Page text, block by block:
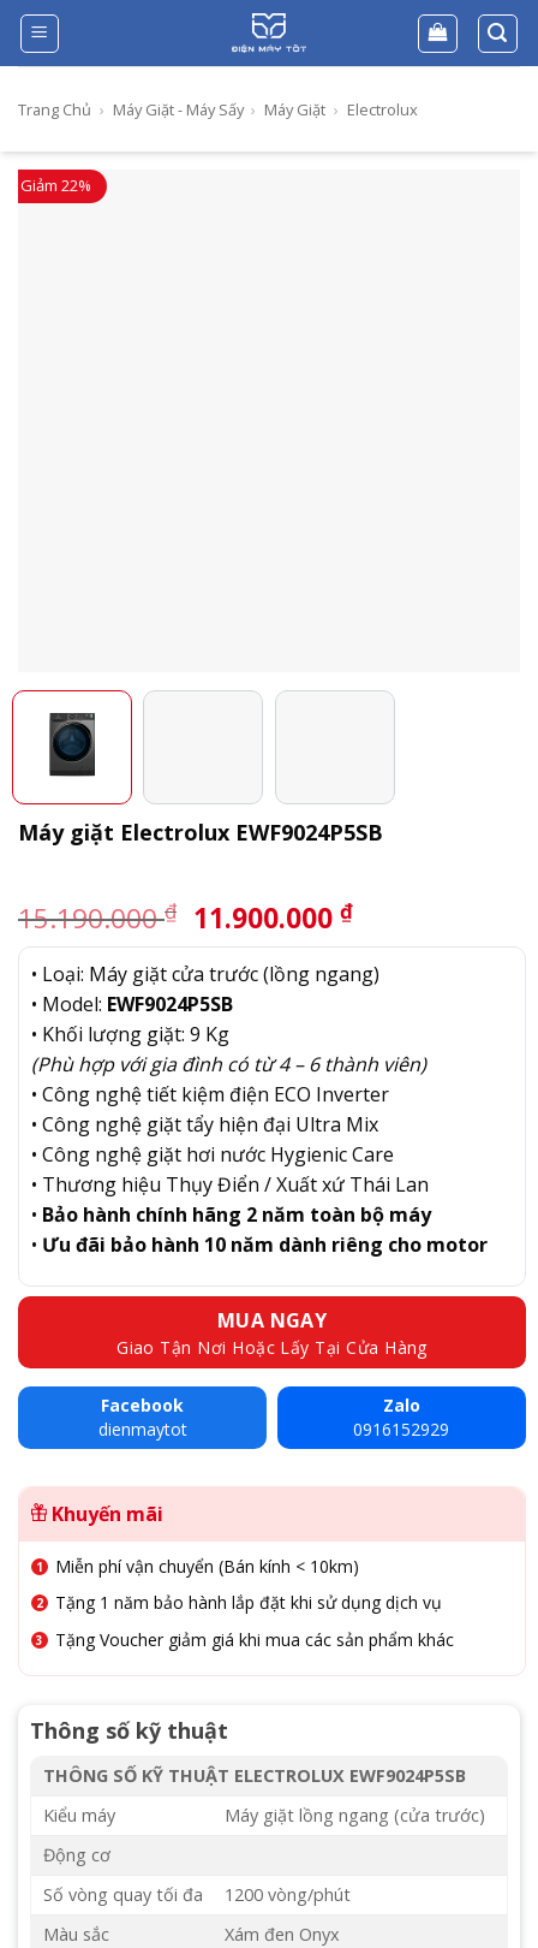
Skip
content
Trang Chủ › Máy Giặt - Máy Sấy › Máy Giặt › Electrolux
Giảm 22%
Máy giặt Electrolux EWF9024P5SB
15.190.000₫ Giá
gốc
là:
15.190.000 ₫.
11.900.000 ₫Giá
hiện
tại
• Loại: Máy giặt cửa trước (lồng ngang)
• Model: EWF9024P5SB
• Khối lượng giặt: 9 Kg
(Phù hợp với gia đình có từ 4 – 6 thành viên)
• Công nghệ tiết kiệm điện ECO Inverter
• Công nghệ giặt tẩy hiện đại Ultra Mix
• Công nghệ giặt hơi nước Hygienic Care
• Thương hiệu Thụy Điển / Xuất xứ Thái Lan
• Bảo hành chính hãng 2 năm toàn bộ máy
• Ưu đãi bảo hành 10 năm dành riêng cho motor
MUA NGAY
Giao Tận Nơi Hoặc Lấy Tại Cửa Hàng
Facebook
dienmaytot
Zalo
0916152929
Khuyến mãi
Miễn phí vận chuyển (Bán kính < 10km)
Tặng 1 năm bảo hành lắp đặt khi sử dụng dịch vụ
Tặng Voucher giảm giá khi mua các sản phẩm khác
Thông số kỹ thuật
THÔNG SỐ KỸ THUẬT ELECTROLUX EWF9024P5SB
Kiểu máy
Máy giặt lồng ngang (cửa trước)
Động cơ
Số vòng quay tối đa
1200 vòng/phút
Màu sắc
Xám đen Onyx